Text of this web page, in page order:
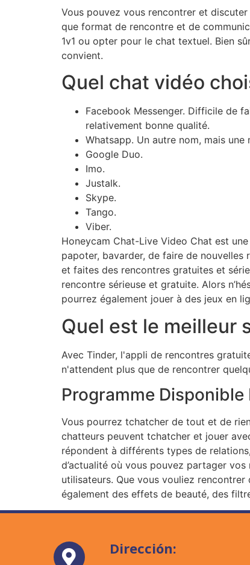
Vous pouvez vous rencontrer et
que format de rencontre et de
1v1 ou opter pour le chat textuel. Bien
convient.
Quel chat vidéo
Facebook Messenger. Difficile de
relativement bonne qualité.
Whatsapp. Un autre nom, mais une
Google Duo.
Imo.
Justalk.
Skype.
Tango.
Viber.
Honeycam Chat-Live Video Chat est
papoter, bavarder, de faire de nouvelles
et faites des rencontres gratuites et
rencontre sérieuse et gratuite. Alors
pourrez également jouer à des jeux en
Quel est le meilleur
Avec Tinder, l'appli de rencontres
n'attendent plus que de rencontrer
Programme Disponible
Vous pourrez tchatcher de tout et de
chatteurs peuvent tchatcher et jouer
répondent à différents types de
d’actualité où vous pouvez partager
utilisateurs. Que vous vouliez rencontrer
également des effets de beauté, des
Dirección: